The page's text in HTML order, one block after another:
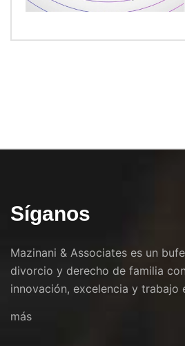
Síganos
Mazinani & Associates es un
divorcio y derecho de familia
innovación, excelencia y trabajo
más